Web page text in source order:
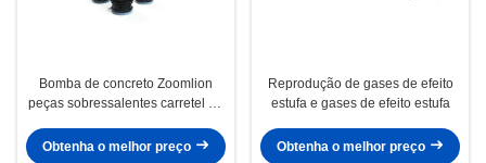
Bomba de concreto Zoomlion
peças sobressalentes carretel da
Obtenha o melhor preço
Reprodução de gases de efeito
estufa e gases de efeito estufa
Obtenha o melhor preço